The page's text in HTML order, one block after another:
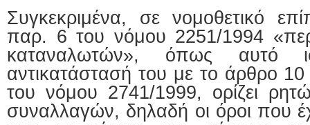
Συγκεκριμένα, σε νομοθετικό
παρ. 6 του νόμου 2251/1994
καταναλωτών», όπως αυτό
αντικατάστασή του με το άρθρο
του νόμου 2741/1999, ορίζει
συναλλαγών, δηλαδή οι όροι που